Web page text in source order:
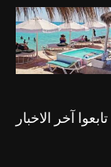
تابعوا آخر الاخبار